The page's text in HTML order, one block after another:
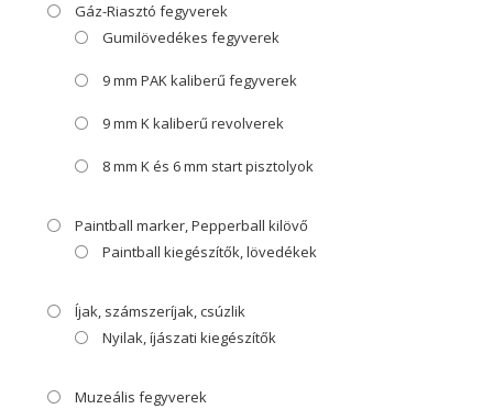
Gáz-Riasztó fegyverek
Gumilövedékes fegyverek
9 mm PAK kaliberű fegyverek
9 mm K kaliberű revolverek
8 mm K és 6 mm start pisztolyok
Paintball marker, Pepperball kilövő
Paintball kiegészítők, lövedékek
Íjak, számszeríjak, csúzlik
Nyilak, íjászati kiegészítők
Muzeális fegyverek